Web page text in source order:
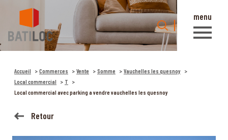
menu
Accueil
0
Accueil Commerces Vente Somme
Vauchelles les quesnoy
Local commercial
T
Local commercial avec parking a vendre vauchelles les quesnoy
Retour